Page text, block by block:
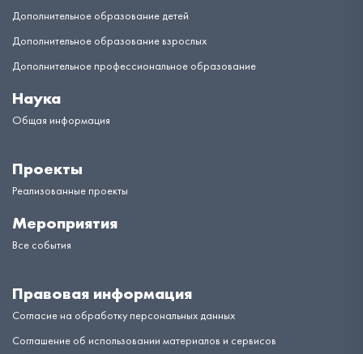
Дополнительное образование детей
Дополнительное образование взрослых
Дополнительное профессиональное образование
Наука
Общая информация
Проекты
Реализованные проекты
Мероприятия
Все события
Правовая информация
Согласие на обработку персональных данных
Соглашение об использовании материалов и сервисов